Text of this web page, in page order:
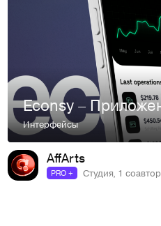
Интерфейсы
AffArts
PRO + Студия, 1 соавтор